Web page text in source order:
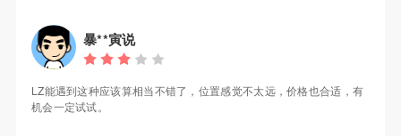
暴**寅说
LZ能遇到这种应该算相当不错了，位置感觉不太远，价格也合适，有
机会一定试试。